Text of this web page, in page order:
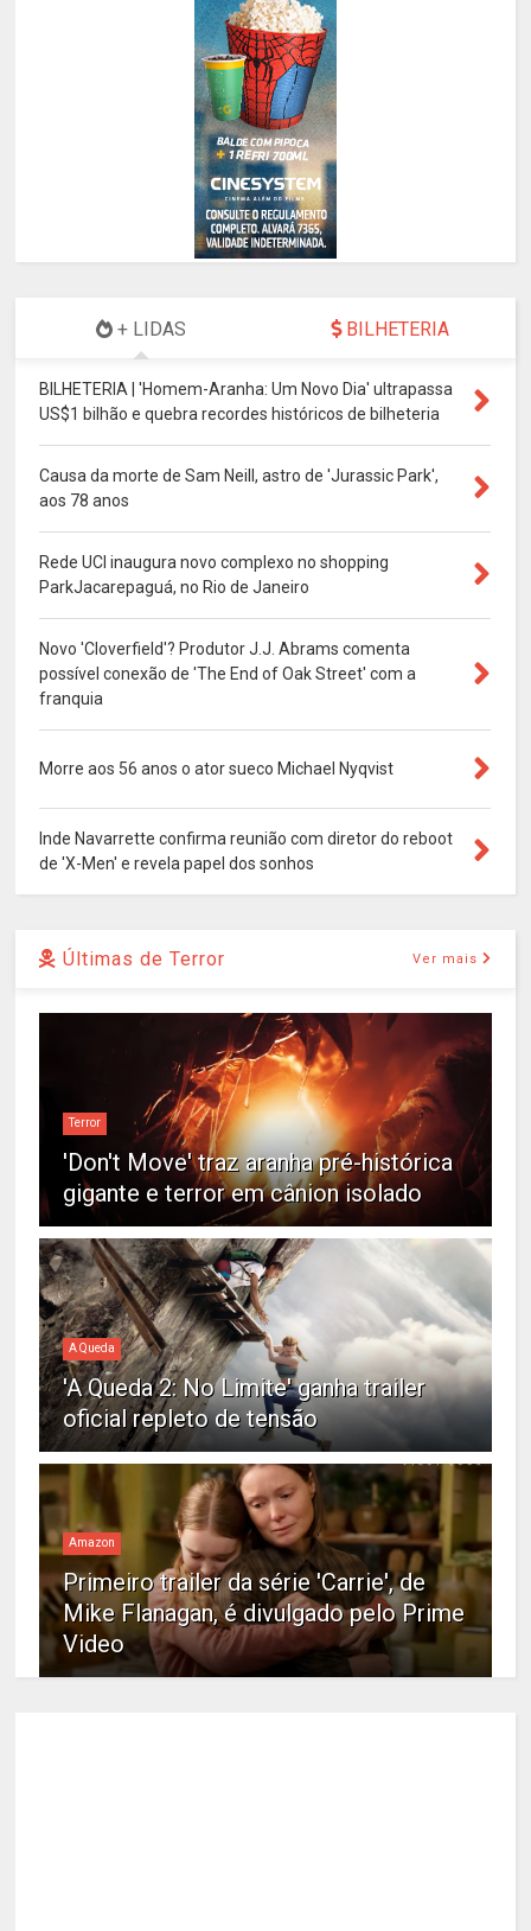
+ LIDAS BILHETERIA
BILHETERIA | 'Homem-Aranha: Um Novo Dia' ultrapassa
US$1 bilhão e quebra recordes históricos de bilheteria
Causa da morte de Sam Neill, astro de 'Jurassic Park',
aos 78 anos
Rede UCI inaugura novo complexo no shopping
ParkJacarepaguá, no Rio de Janeiro
Novo 'Cloverfield'? Produtor J.J. Abrams comenta
possível conexão de 'The End of Oak Street' com a
franquia
Morre aos 56 anos o ator sueco Michael Nyqvist
Inde Navarrette confirma reunião com diretor do reboot
de 'X-Men' e revela papel dos sonhos
Últimas de Terror Ver mais
Terror
'Don't Move' traz aranha pré-histórica
gigante e terror em cânion isolado
A Queda
'A Queda 2: No Limite' ganha trailer
oficial repleto de tensão
Amazon
Primeiro trailer da série 'Carrie', de
Mike Flanagan, é divulgado pelo Prime
Video